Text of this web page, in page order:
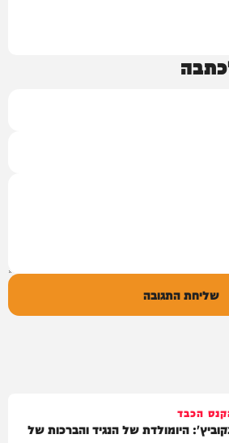
שליחת התגובה
הכבד
היומולדת של הנגיד והברכות של